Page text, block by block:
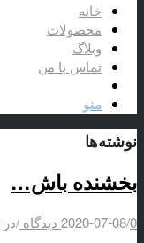
خانه
محصولات
وبلاگ
تماس با من
منو
نوشته‌ها
بخشنده باش…
2020-07-08/0 دیدگاه /در